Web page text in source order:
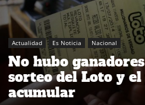
Actualidad Es Noticia Nacional
No hubo
sorteo del Loto y
acumular